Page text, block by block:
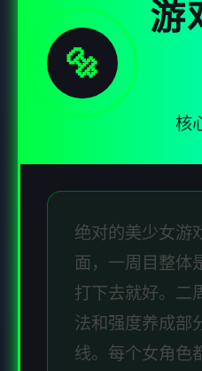
🔩
游
核
绝对的美少女游
面，一周目整体
打下去就好。二
法和强度养成部
线。每个女角色